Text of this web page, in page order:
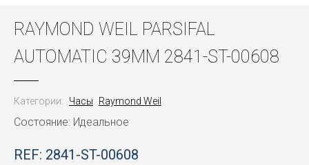
RAYMOND WEIL PARSIFAL
AUTOMATIC 39MM 2841-ST-00608
Категории: Часы Raymond Weil
Состояние: Идеальное
REF: 2841-ST-00608